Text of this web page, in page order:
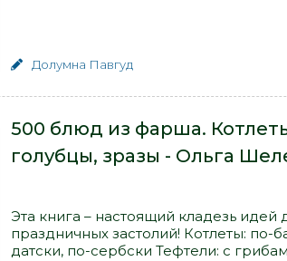
Долумна Павгуд
500 блюд из фарша.
голубцы, зразы - Ольга
Эта книга – настоящий кладезь
праздничных застолий! Котлеты: по-
датски, по-сербски Тефтели: с